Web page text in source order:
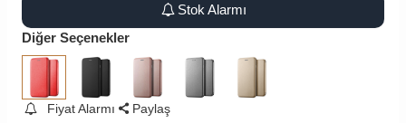
Stok Alarmı
Diğer Seçenekler
Fiyat Alarmı Paylaş